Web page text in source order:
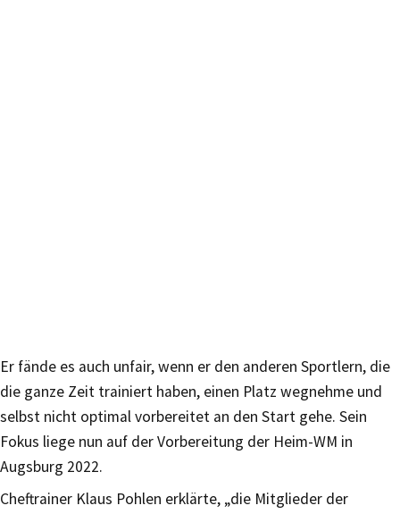
Er fände es auch unfair, wenn er den anderen Sportlern, die
die ganze Zeit trainiert haben, einen Platz wegnehme und
selbst nicht optimal vorbereitet an den Start gehe. Sein
Fokus liege nun auf der Vorbereitung der Heim-WM in
Augsburg 2022.
Cheftrainer Klaus Pohlen erklärte, „die Mitglieder der